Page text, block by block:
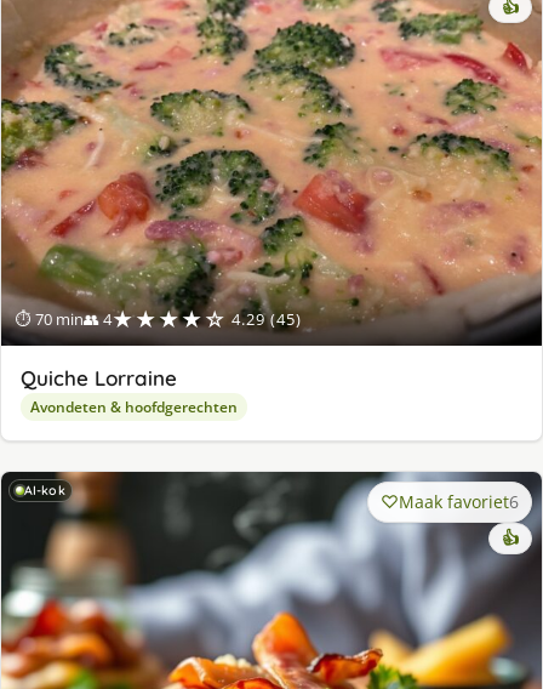
⏱ 70 min👥 4★★★★☆ 4.29 (45)
👍
Quiche Lorraine
Avondeten & hoofdgerechten
AI-kok Maak favoriet6
👍